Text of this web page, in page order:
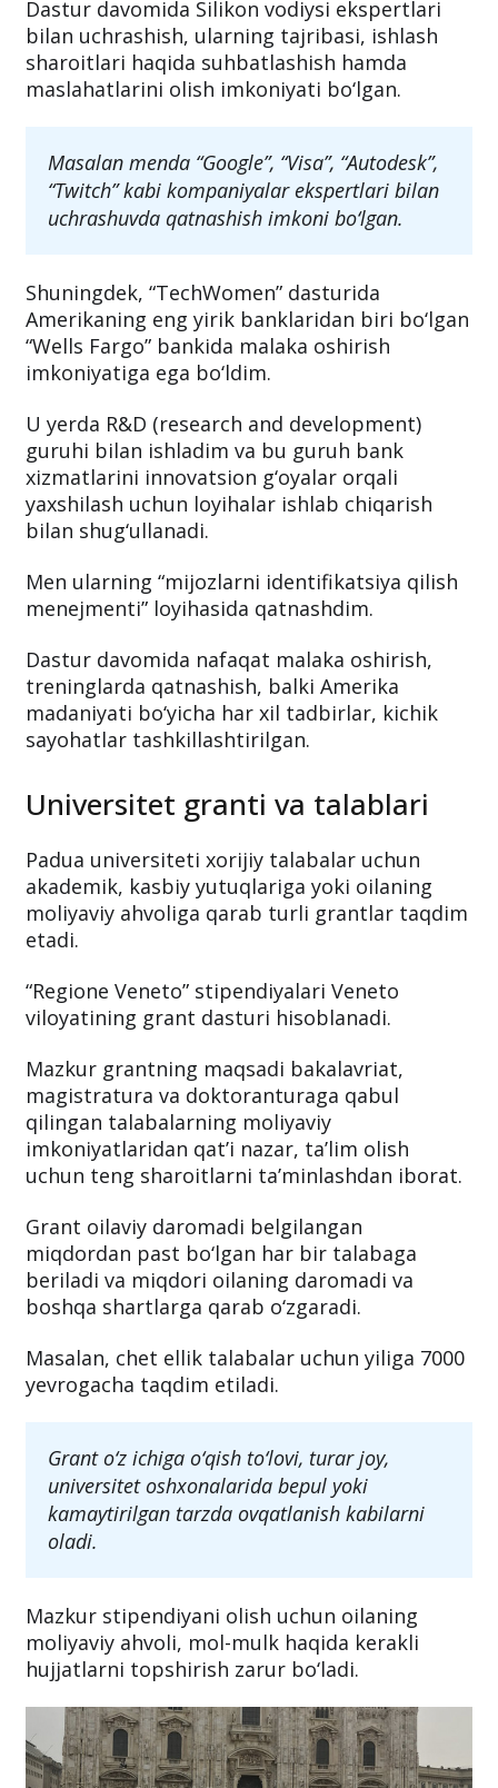
Dastur davomida Silikon vodiysi ekspertlari
bilan uchrashish, ularning tajribasi, ishlash
sharoitlari haqida suhbatlashish hamda
maslahatlarini olish imkoniyati bo‘lgan.
Masalan menda “Google”, “Visa”, “Autodesk”,
“Twitch” kabi kompaniyalar ekspertlari bilan
uchrashuvda qatnashish imkoni bo‘lgan.
Shuningdek, “TechWomen” dasturida
Amerikaning eng yirik banklaridan biri bo‘lgan
“Wells Fargo” bankida malaka oshirish
imkoniyatiga ega bo‘ldim.
U yerda R&D (research and development)
guruhi bilan ishladim va bu guruh bank
xizmatlarini innovatsion g‘oyalar orqali
yaxshilash uchun loyihalar ishlab chiqarish
bilan shug‘ullanadi.
Men ularning “mijozlarni identifikatsiya qilish
menejmenti” loyihasida qatnashdim.
Dastur davomida nafaqat malaka oshirish,
treninglarda qatnashish, balki Amerika
madaniyati bo‘yicha har xil tadbirlar, kichik
sayohatlar tashkillashtirilgan.
Universitet granti va talablari
Padua universiteti xorijiy talabalar uchun
akademik, kasbiy yutuqlariga yoki oilaning
moliyaviy ahvoliga qarab turli grantlar taqdim
etadi.
“Regione Veneto” stipendiyalari Veneto
viloyatining grant dasturi hisoblanadi.
Mazkur grantning maqsadi bakalavriat,
magistratura va doktoranturaga qabul
qilingan talabalarning moliyaviy
imkoniyatlaridan qat’i nazar, ta’lim olish
uchun teng sharoitlarni ta’minlashdan iborat.
Grant oilaviy daromadi belgilangan
miqdordan past bo‘lgan har bir talabaga
beriladi va miqdori oilaning daromadi va
boshqa shartlarga qarab o‘zgaradi.
Masalan, chet ellik talabalar uchun yiliga 7000
yevrogacha taqdim etiladi.
Grant o‘z ichiga o‘qish to‘lovi, turar joy,
universitet oshxonalarida bepul yoki
kamaytirilgan tarzda ovqatlanish kabilarni
oladi.
Mazkur stipendiyani olish uchun oilaning
moliyaviy ahvoli, mol-mulk haqida kerakli
hujjatlarni topshirish zarur bo‘ladi.